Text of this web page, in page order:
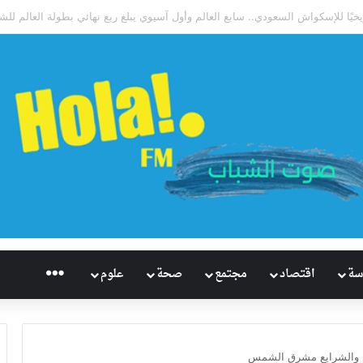
للإسكواش السعودي.. سابع العالم وأول آسيوي يبلغ ربع نهائي بطولة العالم
اقتصاد مجتمع صحة علوم راديو هُلاَ‎
والشرايع مشرق الشمس